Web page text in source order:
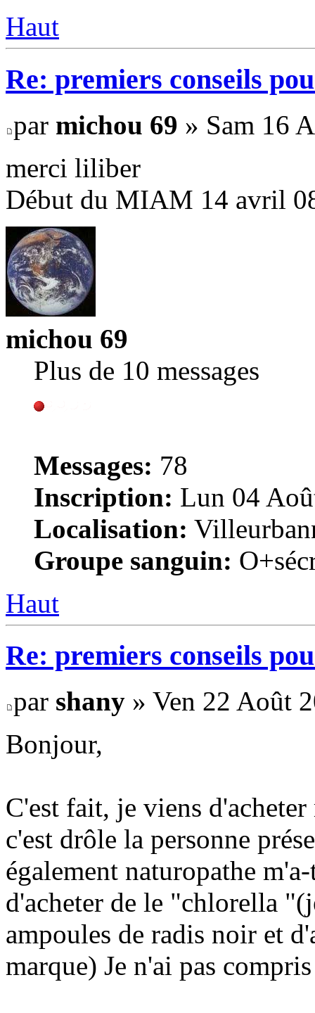
Haut
Re: premiers conseils
par michou 69 » Sam 16
merci liliber
Début du MIAM 14 avril
michou 69
Plus de 10 messages
Messages: 78
Inscription: Lun 04
Localisation:
Groupe sanguin:
Haut
Re: premiers conseils
par shany » Ven 22 Août
Bonjour,
C'est fait, je viens
c'est drôle la personne
également naturopathe
d'acheter de le "chlorella
ampoules de radis noir et
marque) Je n'ai pas